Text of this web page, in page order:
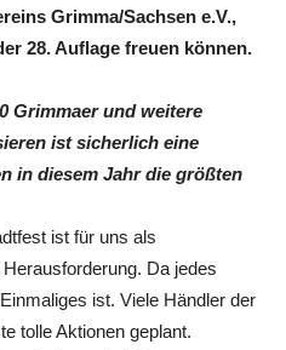
Grimma/Sachsen e.V.,
28. Auflage freuen können.
Grimmaer und weitere
ist sicherlich eine
in diesem Jahr die größten
ist für uns als
Da jedes
ist. Viele Händler der
tolle Aktionen geplant.